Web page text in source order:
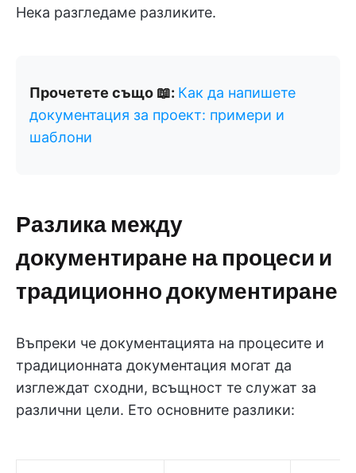
Нека разгледаме разликите.
Прочетете също 📖: Как да напишете
документация за проект: примери и
шаблони
Разлика между
документиране на процеси и
традиционно документиране
Въпреки че документацията на процесите и
традиционната документация могат да
изглеждат сходни, всъщност те служат за
различни цели. Ето основните разлики: